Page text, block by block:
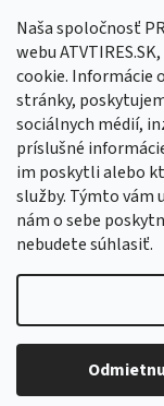
Naša spoločnosť
webu
cookie. Informácie
stránky,
sociálnych médií,
príslušné
im poskytli alebo
služby. Týmto vám
nám o sebe
nebudete súhlasiť.
Vložením e-mailu
údajov
PRIHLÁSIŤ SA
Copyright 2026
práva